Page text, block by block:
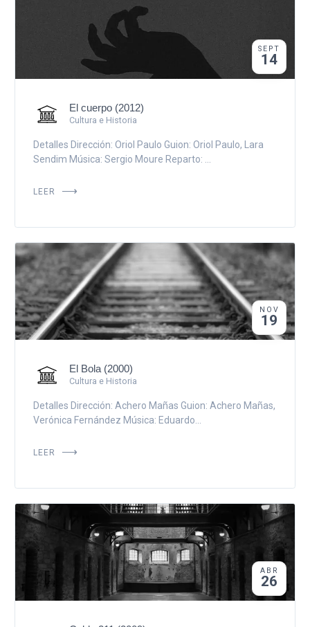
SEPT
14
El cuerpo (2012)
Cultura e Historia
Detalles Dirección: Oriol Paulo Guion: Oriol Paulo, Lara
Sendim Música: Sergio Moure Reparto: ...
LEER
NOV
19
El Bola (2000)
Cultura e Historia
Detalles Dirección: Achero Mañas Guion: Achero Mañas,
Verónica Fernández Música: Eduardo...
LEER
ABR
26